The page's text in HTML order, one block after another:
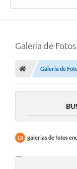
Galeria de Fotos
Galeria de
18 galerias de fotos